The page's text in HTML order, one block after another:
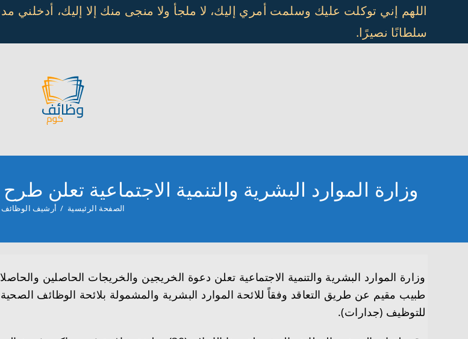
content
اللهم إني توكلت عليك وسلمت أمري إليك، لا ملجأ ولا منجى منك إلا إليك،
سلطانًا نصيرًا.
وزارة الموارد البشرية والتنمية الاجتماعية تعلن طرح 30 وظيفة صحية شاغرة عبر جدارات
الصفحة الرئيسية / أرشيف الوظائف
وزارة الموارد البشرية والتنمية الاجتماعية تعلن دعوة الخريجين والخريجات الحاصلين
طبيب مقيم عن طريق التعاقد وفقاً للائحة الموارد البشرية والمشمولة بلائحة الوظائف
للتوظيف (جدارات).